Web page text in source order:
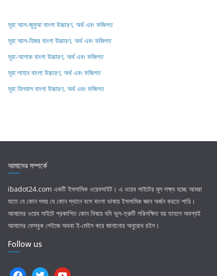
সূরা আল-জুমুআ বাংলা উচ্চারণ, অর্থ এবং ফজিলত
সূরা আল-হিজর বাংলা উচ্চারণ, অর্থ এবং ফজিলত
সূরা-আলাক বাংলা উচ্চারণ, অর্থ এবং ফজিলত
সূরা লাহাব‌‌‌ বাংলা উচ্চারণ, অর্থ এবং ফজিলত
সূরা যিলযাল বাংলা উচ্চারণ, অর্থ এবং ফজিলত
আমাদের সম্পর্কে
ibadot24.com একটি ইসলামিক ওয়েবসাইট। এ ওয়েব সাইটের মূল লক্ষ্য হচ্ছে আমরা
যাতে যে কোন সময় যে কোন স্থানে বসে বাংলা ভাষায় ইসলামিক জ্ঞান অর্জন করতে পারি।
আমাদের ওয়েব সাইটে প্রকাশিত কোন বিষয়ে যদি ভুল-ত্রুটি পরিলক্ষিত হয় তাহলে অবশ্যই
আমাদের ফেসবুক পেইজে অথবা ই-মেইল করে জানানোর অনুরোধ রইল।
Follow us
facebooktwitter youtube